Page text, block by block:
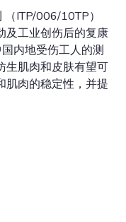
ITP/006/10TP）
及工业创伤后的复康
内地受伤工人的测
生肌肉和皮肤有望可
肌肉的稳定性，并提